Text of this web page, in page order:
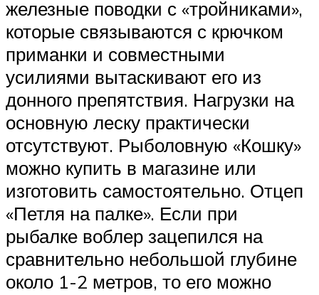
железные поводки с «тройниками»,
которые связываются с крючком
приманки и совместными
усилиями вытаскивают его из
донного препятствия. Нагрузки на
основную леску практически
отсутствуют. Рыболовную «Кошку»
можно купить в магазине или
изготовить самостоятельно. Отцеп
«Петля на палке». Если при
рыбалке воблер зацепился на
сравнительно небольшой глубине
около 1-2 метров, то его можно